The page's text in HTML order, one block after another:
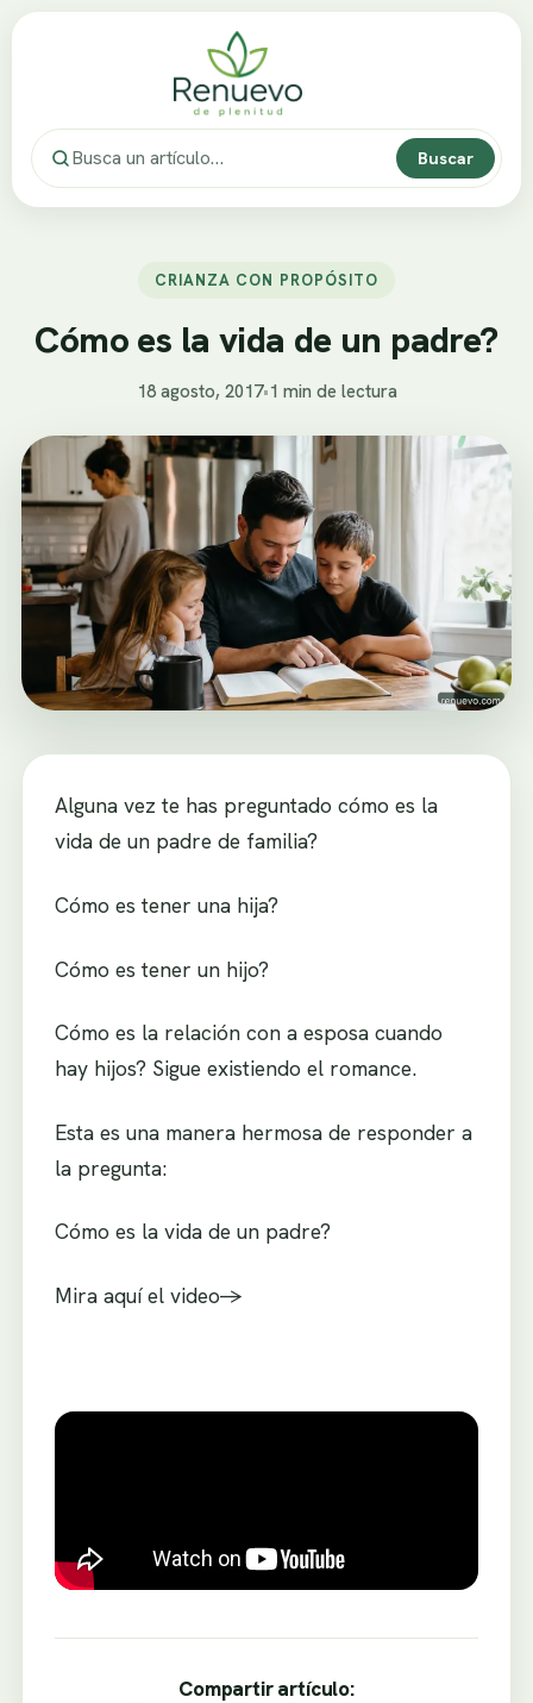
Buscar
CRIANZA CON PROPÓSITO
Cómo es la vida de un padre?
18 agosto, 2017•1 min de lectura
Alguna vez te has preguntado cómo es la
vida de un padre de familia?
Cómo es tener una hija?
Cómo es tener un hijo?
Cómo es la relación con a esposa cuando
hay hijos? Sigue existiendo el romance.
Esta es una manera hermosa de responder a
la pregunta:
Cómo es la vida de un padre?
Mira aquí el video->
Compartir artículo: